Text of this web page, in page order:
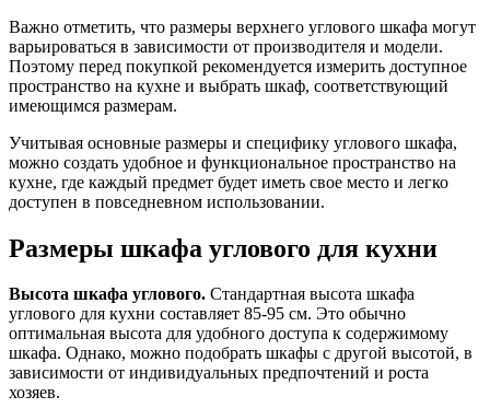
Важно отметить, что размеры верхнего углового шкафа могут
варьироваться в зависимости от производителя и модели.
Поэтому перед покупкой рекомендуется измерить доступное
пространство на кухне и выбрать шкаф, соответствующий
имеющимся размерам.
Учитывая основные размеры и специфику углового шкафа,
можно создать удобное и функциональное пространство на
кухне, где каждый предмет будет иметь свое место и легко
доступен в повседневном использовании.
Размеры шкафа углового для кухни
Высота шкафа углового. Стандартная высота шкафа
углового для кухни составляет 85-95 см. Это обычно
оптимальная высота для удобного доступа к содержимому
шкафа. Однако, можно подобрать шкафы с другой высотой, в
зависимости от индивидуальных предпочтений и роста
хозяев.